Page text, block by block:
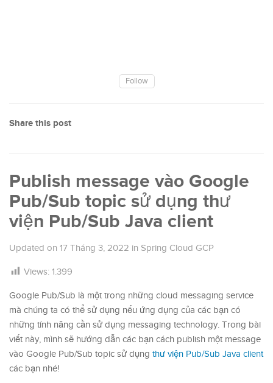
Follow
Share this post
Publish message vào Google
Pub/Sub topic sử dụng thư
viện Pub/Sub Java client
Updated on 17 Tháng 3, 2022 in Spring Cloud GCP
Views: 1.399
Google Pub/Sub là một trong những cloud messaging service
mà chúng ta có thể sử dụng nếu ứng dụng của các bạn có
những tính năng cần sử dụng messaging technology. Trong bài
viết này, mình sẽ hướng dẫn các bạn cách publish một message
vào Google Pub/Sub topic sử dụng thư viện Pub/Sub Java client
các bạn nhé!